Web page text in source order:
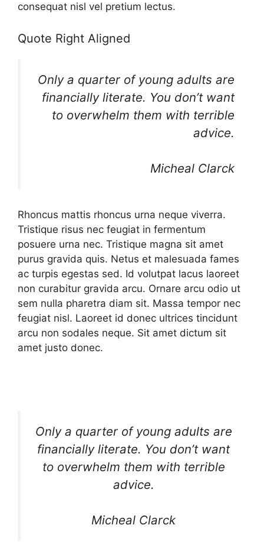
consequat nisl vel pretium lectus.
Quote Right Aligned
Only a quarter of young adults are
financially literate. You don’t want
to overwhelm them with terrible
advice.
Micheal Clarck
Rhoncus mattis rhoncus urna neque viverra.
Tristique risus nec feugiat in fermentum
posuere urna nec. Tristique magna sit amet
purus gravida quis. Netus et malesuada fames
ac turpis egestas sed. Id volutpat lacus laoreet
non curabitur gravida arcu. Ornare arcu odio ut
sem nulla pharetra diam sit. Massa tempor nec
feugiat nisl. Laoreet id donec ultrices tincidunt
arcu non sodales neque. Sit amet dictum sit
amet justo donec.
Only a quarter of young adults are
financially literate. You don’t want
to overwhelm them with terrible
advice.
Micheal Clarck